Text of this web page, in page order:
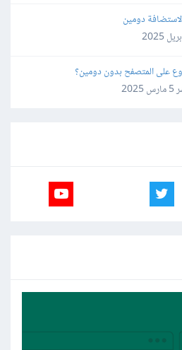
دومين
على المتصفح بدون دومين؟
5 مارس 2025